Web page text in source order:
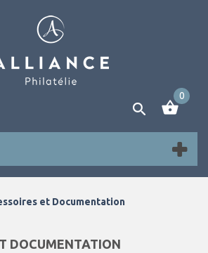
0
et Documentation
DOCUMENTATION